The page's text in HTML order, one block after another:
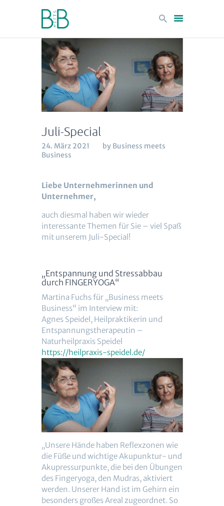
Startseite
Was wir tun
Philosophie
Leistungen und Vorteile
Kontakt
Juli-Special
24. März 2021
by Business meets
Business
Liebe Unternehmerinnen und
Unternehmer,
auch diesmal haben wir wieder
interessante Themen für Sie – viel Spaß
mit unserem Juli-Special!
„Entspannung und Stressabbau
durch FINGERYOGA“
Martina Fuchs für „Business meets
Business“ im Interview mit:
Agnes Speidel, Heilpraktikerin und
Entspannungstherapeutin –
Naturheilpraxis Speidel
https://heilpraxis-speidel.de/
„Unsere Hände haben Reflexzonen wie
die Füße und wichtige Akupunktur- und
Akupressurpunkte, die bei den Übungen
des Fingeryoga, den Mudras, aktiviert
werden. Unserer Hand ist im Gehirn ein
besonders großes Areal zugeordnet. So